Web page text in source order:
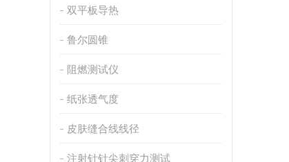
双平板导热
鲁尔圆锥
阻燃测试仪
纸张透气度
皮肤缝合线线径
注射针针尖刺穿力测试